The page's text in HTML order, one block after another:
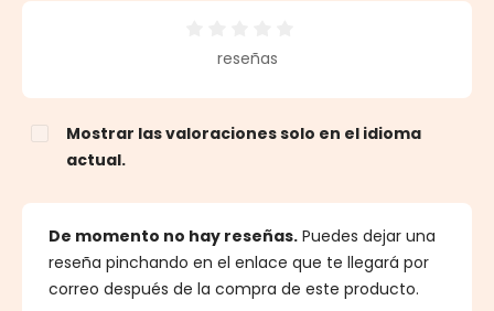
Calificación promedio de 0 de 5 estrellas
reseñas
Mostrar las valoraciones solo en el idioma
actual.
De momento no hay reseñas. Puedes dejar una
reseña pinchando en el enlace que te llegará por
correo después de la compra de este producto.